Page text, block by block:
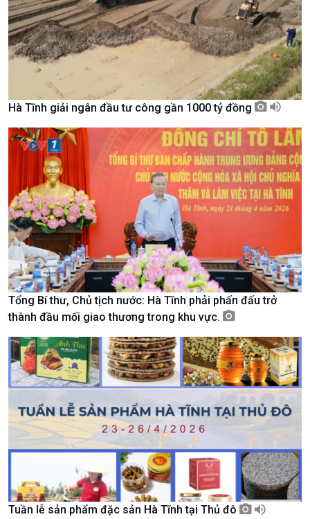
Xã hội
Tin Đời sống & Xã hội
360 độ Sức khỏe
Chuyển đổi Xanh
Tài nguyên và Môi trường
Chuyên gia của bạn
Xã hội chuyển động
Bước chân đến trường
Khoa học & Công nghệ
Tin Khoa học & Công nghệ
Kết nối công nghệ
Sống chung với biến đổi
khí hậu
Hà Tĩnh giải ngân đầu tư công gần 1000 tỷ đồng
Tổng Bí thư, Chủ tịch nước: Hà Tĩnh phải phấn đấu trở
thành đầu mối giao thương trong khu vực.
Tuần lễ sản phẩm đặc sản Hà Tĩnh tại Thủ đô